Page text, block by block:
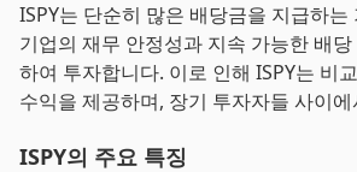
ISPY는 단순히 많은 배당금을 지급하는
기업의 재무 안정성과 지속 가능한 배
하여 투자합니다. 이로 인해 ISPY는 비
수익을 제공하며, 장기 투자자들 사이
ISPY의 주요 특징